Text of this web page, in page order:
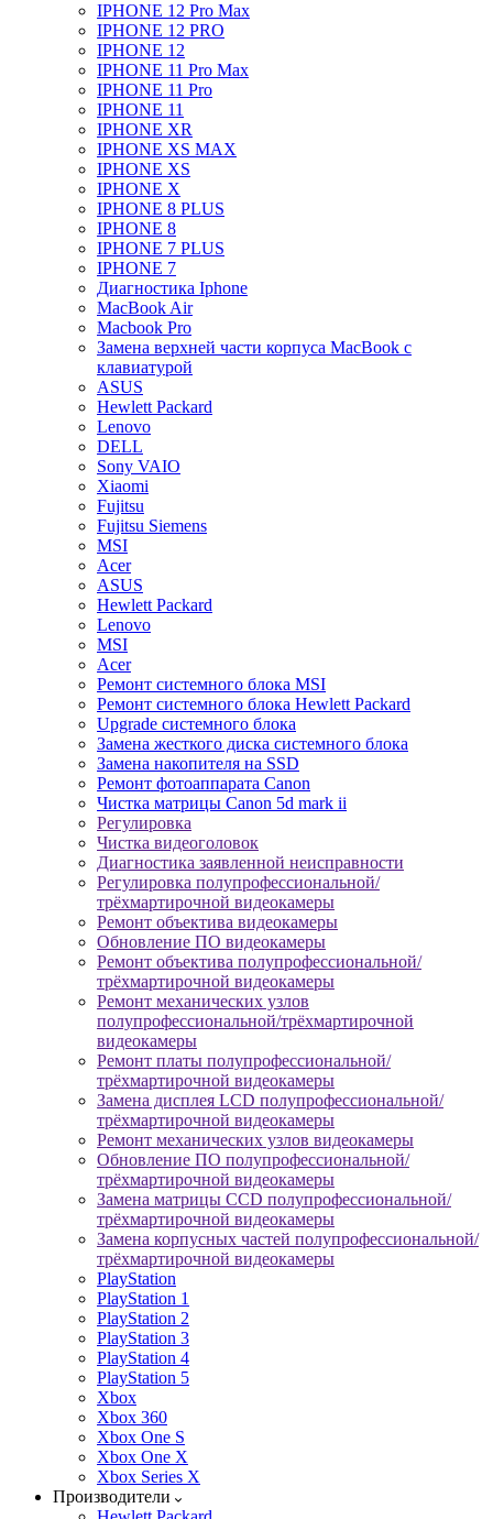
IPHONE 12 Pro Max
IPHONE 12 PRO
IPHONE 12
IPHONE 11 Pro Max
IPHONE 11 Pro
IPHONE 11
IPHONE XR
IPHONE XS MAX
IPHONE XS
IPHONE X
IPHONE 8 PLUS
IPHONE 8
IPHONE 7 PLUS
IPHONE 7
Диагностика Iphone
MacBook Air
Macbook Pro
Замена верхней части корпуса MacBook с
клавиатурой
ASUS
Hewlett Packard
Lenovo
DELL
Sony VAIO
Xiaomi
Fujitsu
Fujitsu Siemens
MSI
Acer
ASUS
Hewlett Packard
Lenovo
MSI
Acer
Ремонт системного блока MSI
Ремонт системного блока Hewlett Packard
Upgrade системного блока
Замена жесткого диска системного блока
Замена накопителя на SSD
Ремонт фотоаппарата Canon
Чистка матрицы Canon 5d mark ii
Регулировка
Чистка видеоголовок
Диагностика заявленной неисправности
Регулировка полупрофессиональной/
трёхмартирочной видеокамеры
Ремонт объектива видеокамеры
Обновление ПО видеокамеры
Ремонт объектива полупрофессиональной/
трёхмартирочной видеокамеры
Ремонт механических узлов
полупрофессиональной/трёхмартирочной
видеокамеры
Ремонт платы полупрофессиональной/
трёхмартирочной видеокамеры
Замена дисплея LCD полупрофессиональной/
трёхмартирочной видеокамеры
Ремонт механических узлов видеокамеры
Обновление ПО полупрофессиональной/
трёхмартирочной видеокамеры
Замена матрицы CCD полупрофессиональной/
трёхмартирочной видеокамеры
Замена корпусных частей полупрофессиональной/
трёхмартирочной видеокамеры
PlayStation
PlayStation 1
PlayStation 2
PlayStation 3
PlayStation 4
PlayStation 5
Xbox
Xbox 360
Xbox One S
Xbox One X
Xbox Series X
Производители